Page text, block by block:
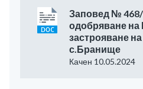
Заповед № 468/
одобряване на
застрояване
с.Бранище
Качен 10.05.2024